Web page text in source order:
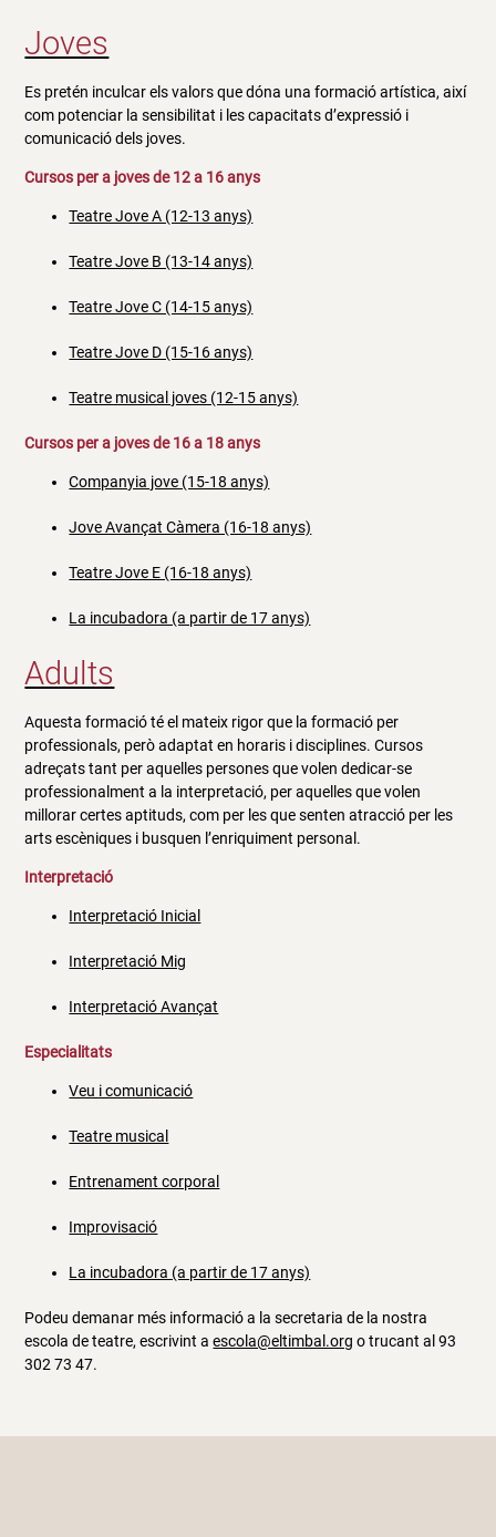
Joves
Es pretén inculcar els valors que dóna una formació artística, així
com potenciar la sensibilitat i les capacitats d’expressió i
comunicació dels joves.
Cursos per a joves de 12 a 16 anys
Teatre Jove A (12-13 anys)
Teatre Jove B (13-14 anys)
Teatre Jove C (14-15 anys)
Teatre Jove D (15-16 anys)
Teatre musical joves (12-15 anys)
Cursos per a joves de 16 a 18 anys
Companyia jove (15-18 anys)
Jove Avançat Càmera (16-18 anys)
Teatre Jove E (16-18 anys)
La incubadora (a partir de 17 anys)
Adults
Aquesta formació té el mateix rigor que la formació per
professionals, però adaptat en horaris i disciplines. Cursos
adreçats tant per aquelles persones que volen dedicar-se
professionalment a la interpretació, per aquelles que volen
millorar certes aptituds, com per les que senten atracció per les
arts escèniques i busquen l’enriquiment personal.
Interpretació
Interpretació Inicial
Interpretació Mig
Interpretació Avançat
Especialitats
Veu i comunicació
Teatre musical
Entrenament corporal
Improvisació
La incubadora (a partir de 17 anys)
Podeu demanar més informació a la secretaria de la nostra
escola de teatre, escrivint aescola@eltimbal.org o trucant al 93
302 73 47.